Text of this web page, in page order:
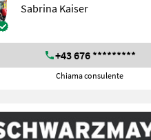
Sabrina Kaiser
+43 676 *********
Chiama consulente